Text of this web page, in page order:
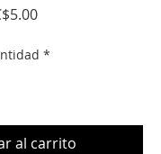
Precio
*
al carrito